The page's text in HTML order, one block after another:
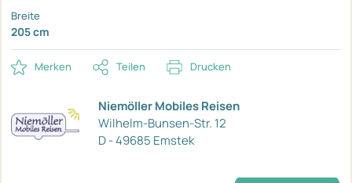
Breite
205 cm
Merken Teilen Drucken
Niemöller Mobiles Reisen
Wilhelm-Bunsen-Str. 12
D - 49685 Emstek